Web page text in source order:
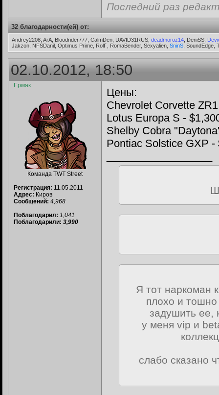
Последний раз
32 благодарности(ей) от:
Andrey2208, ArA, Bloodrider777, CalmDen, DAVID31RUS, deadmoroz14 , DeniSS,
Jakzon, NFSDanil, Optimus Prime, Rolf`, RomaBender, Sexyalien, SninS ,
02.10.2012, 18:50
Ермак
Команда TWT Street
Регистрация: 11.05.2011
Адрес: Киров
Сообщений: 4,968
Поблагодарил: 1,041
Поблагодарили: 3,990
Цены:
Chevrolet Corvette
Lotus Europa S -
Shelby Cobra
Pontiac Solstice GXP -
Я тот наркоман
плохо и
задушить ее,
у меня vip и
слабо сказано